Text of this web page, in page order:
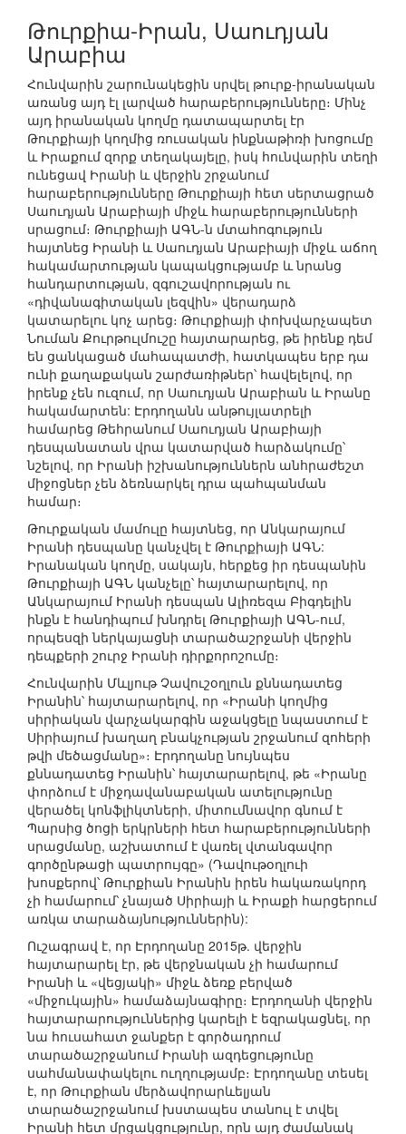
Թուրքիա-Իրան, Սաուդյան
Արաբիա
Հունվարին շարունակեցին սրվել թուրք-իրանական
առանց այդ էլ լարված հարաբերությունները։ Մինչ
այդ իրանական կողմը դատապարտել էր
Թուրքիայի կողմից ռուսական ինքնաթիռի խոցումը
և Իրաքում զորք տեղակայելը, իսկ հունվարին տեղի
ունեցավ Իրանի և վերջին շրջանում
հարաբերությունները Թուրքիայի հետ սերտացրած
Սաուդյան Արաբիայի միջև հարաբերությունների
սրացում։ Թուրքիայի ԱԳՆ-ն մտահոգություն
հայտնեց Իրանի և Սաուդյան Արաբիայի միջև աճող
հակամարտության կապակցությամբ և նրանց
հանդարտության, զգուշավորության ու
«դիվանագիտական լեզվին» վերադարձ
կատարելու կոչ արեց։ Թուրքիայի փոխվարչապետ
Նուման Քուրթուլմուշը հայտարարեց, թե իրենք դեմ
են ցանկացած մահապատժի, հատկապես երբ դա
ունի քաղաքական շարժառիթներ՝ հավելելով, որ
իրենք չեն ուզում, որ Սաուդյան Արաբիան և Իրանը
հակամարտեն: Էրդողանն անթույլատրելի
համարեց Թեհրանում Սաուդյան Արաբիայի
դեսպանատան վրա կատարված հարձակումը՝
նշելով, որ Իրանի իշխանություններն անհրաժեշտ
միջոցներ չեն ձեռնարկել դրա պահպանման
համար։
Թուրքական մամուլը հայտնեց, որ Անկարայում
Իրանի դեսպանը կանչվել է Թուրքիայի ԱԳՆ:
Իրանական կողմը, սակայն, հերքեց իր դեսպանին
Թուրքիայի ԱԳՆ կանչելը՝ հայտարարելով, որ
Անկարայում Իրանի դեսպան Ալիռեզա Բիգդելին
ինքն է հանդիպում խնդրել Թուրքիայի ԱԳՆ-ում,
որպեսզի ներկայացնի տարածաշրջանի վերջին
դեպքերի շուրջ Իրանի դիրքորոշումը։
Հունվարին Մևլյութ Չավուշօղլուն քննադատեց
Իրանին՝ հայտարարելով, որ «Իրանի կողմից
սիրիական վարչակարգին աջակցելը նպաստում է
Սիրիայում խաղաղ բնակչության շրջանում զոհերի
թվի մեծացմանը»։ Էրդողանը նույնպես
քննադատեց Իրանին՝ հայտարարելով, թե «Իրանը
փորձում է միջդավանաբական ատելությունը
վերածել կոնֆլիկտների, միտումնավոր գնում է
Պարսից ծոցի երկրների հետ հարաբերությունների
սրացմանը, աշխատում է վառել վտանգավոր
գործընթացի պատրույգը» (Դավութօղլուի
խոսքերով՝ Թուրքիան Իրանին իրեն հակառակորդ
չի համարում՝ չնայած Սիրիայի և Իրաքի հարցերում
առկա տարաձայնություններին):
Ուշագրավ է, որ Էրդողանը 2015թ. վերջին
հայտարարել էր, թե վերջնական չի համարում
Իրանի և «վեցյակի» միջև ձեռք բերված
«միջուկային» համաձայնագիրը։ Էրդողանի վերջին
հայտարարություններից կարելի է եզրակացնել, որ
նա հուսահատ ջանքեր է գործադրում
տարածաշրջանում Իրանի ազդեցությունը
սահմանափակելու ուղղությամբ։ Էրդողանը տեսել
է, որ Թուրքիան մերձավորարևելյան
տարածաշրջանում խստապես տանուլ է տվել
Իրանի հետ մրցակցությունը, որն այդ ժամանակ